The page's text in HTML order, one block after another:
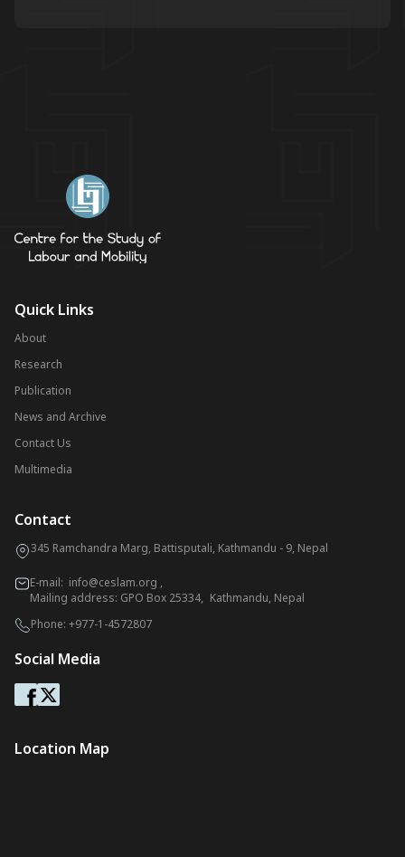
Quick Links
About
Research
Publication
News and Archive
Contact Us
Multimedia
Contact
345 Ramchandra Marg, Battisputali, Kathmandu - 9, Nepal
E-mail: info@ceslam.org ,
Mailing address: GPO Box 25334, Kathmandu, Nepal
Phone: +977-1-4572807
Social Media
Location Map